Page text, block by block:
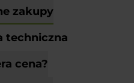
zakupy
techniczna
cena?